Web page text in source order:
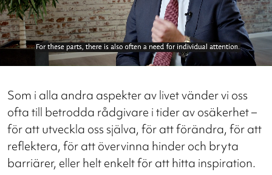
Som i alla andra aspekter av livet vänder vi oss
ofta till betrodda rådgivare i tider av osäkerhet –
för att utveckla oss själva, för att förändra, för att
reflektera, för att övervinna hinder och bryta
barriärer, eller helt enkelt för att hitta inspiration.